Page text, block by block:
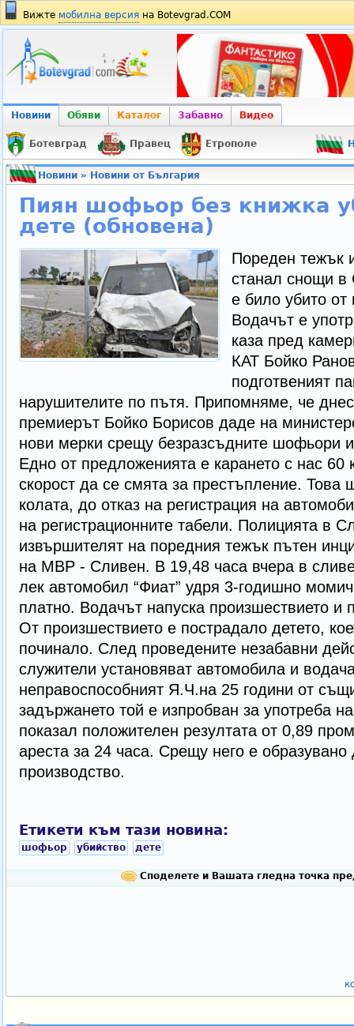
Вижте мобилна версия на Botevgrad.COM
Новини Обяви Каталог Забавно Видео
Ботевград Правец Етрополе
Новини» Новини от България
Пиян шофьор без книжка
дете (обновена)
Пореден тежък
станал снощи в
е било убито
Водачът е
каза пред
КАТ Бойко
подготвеният
нарушителите по пътя. Припомняме, че днес
премиерът Бойко Борисов даде на
нови мерки срещу безразсъдните шофьори и
Едно от предложенията е карането с нас 60
скорост да се смята за престъпление.
колата, до отказ на регистрация на
на регистрационните табели. Полицията в
извършителят на поредния тежък пътен
на МВР - Сливен. В 19,48 часа вчера в
лек автомобил “Фиат” удря 3-годишно
платно. Водачът напуска произшествието и
От произшествието е пострадало детето,
починало. След проведените незабавни
служители установяват автомобила и
неправоспособният Я.Ч.на 25 години от
задържането той е изпробван за употреба
показал положителен резултата от 0,89
ареста за 24 часа. Срещу него е
производство.
Етикети към тази новина:
шофьор убийство дете
Споделете и Вашата гледна точка